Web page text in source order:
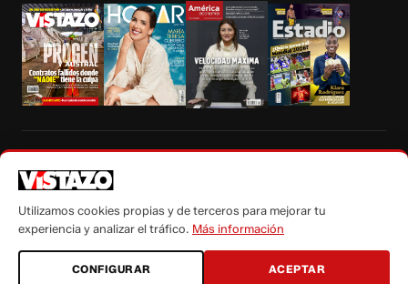
autorización escrita de su titular, de todos los contenidos de Vistazo.com.
Utilizamos cookies propias y de terceros para mejorar tu
experiencia y analizar el tráfico. Más información
CONFIGURAR ACEPTAR